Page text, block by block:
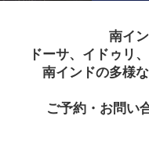
南イ
ドーサ、イドゥリ
南インドの多様
ご予約・お問